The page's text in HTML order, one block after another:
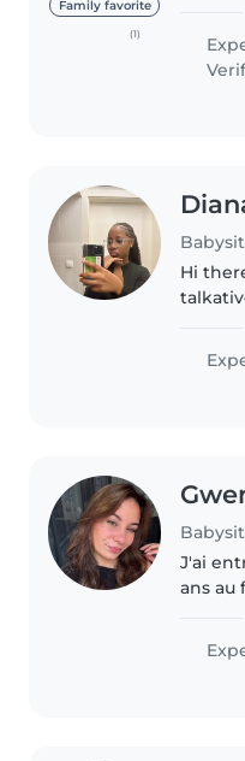
Family favorite
(1)
with
Hi
J'ai
ans au